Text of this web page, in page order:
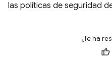
las políticas de seguridad
¿Te ha